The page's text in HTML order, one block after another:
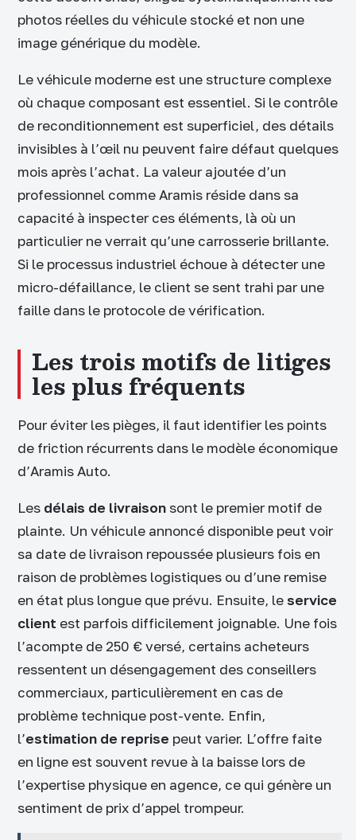
photos réelles du véhicule stocké et non une
image générique du modèle.
Le véhicule moderne est une structure complexe
où chaque composant est essentiel. Si le contrôle
de reconditionnement est superficiel, des détails
invisibles à l’œil nu peuvent faire défaut quelques
mois après l’achat. La valeur ajoutée d’un
professionnel comme Aramis réside dans sa
capacité à inspecter ces éléments, là où un
particulier ne verrait qu’une carrosserie brillante.
Si le processus industriel échoue à détecter une
micro-défaillance, le client se sent trahi par une
faille dans le protocole de vérification.
Les trois motifs de litiges
les plus fréquents
Pour éviter les pièges, il faut identifier les points
de friction récurrents dans le modèle économique
d’Aramis Auto.
Les délais de livraison sont le premier motif de
plainte. Un véhicule annoncé disponible peut voir
sa date de livraison repoussée plusieurs fois en
raison de problèmes logistiques ou d’une remise
en état plus longue que prévu. Ensuite, leservice
client est parfois difficilement joignable. Une fois
l’acompte de 250 € versé, certains acheteurs
ressentent un désengagement des conseillers
commerciaux, particulièrement en cas de
problème technique post-vente. Enfin,
l’estimation de reprise peut varier. L’offre faite
en ligne est souvent revue à la baisse lors de
l’expertise physique en agence, ce qui génère un
sentiment de prix d’appel trompeur.